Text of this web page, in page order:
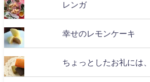
レンガ
幸せのレモンケーキ
ちょっとしたお礼には